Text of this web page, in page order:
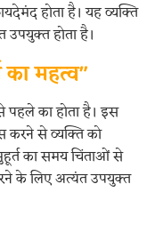
होता है। यह व्यक्ति
उपयुक्त होता है।
महत्व"
पहले का होता है। इस
करने से व्यक्ति को
का समय चिंताओं से
के लिए अत्यंत उपयुक्त